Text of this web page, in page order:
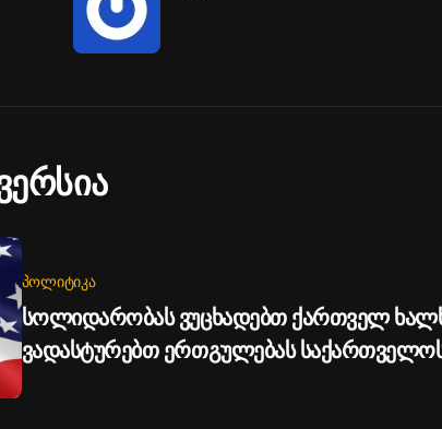
ᲞᲝᲚᲘᲢᲘᲙᲐ
სოლიდარობას ვუცხადებთ ქართველ
ვადასტურებთ ერთგულებას